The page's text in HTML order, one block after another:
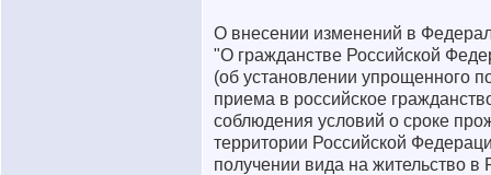
О внесении изменений в
"О гражданстве Российской
(об установлении упрощенного
приема в российское
соблюдения условий о сроке
территории Российской
получении вида на жительство в